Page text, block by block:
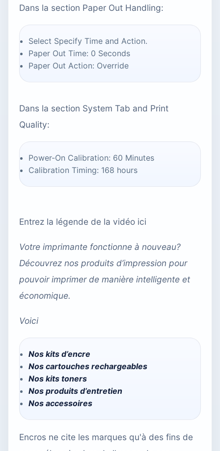
Dans la section Paper Out Handling:
Select Specify Time and Action.
Paper Out Time: 0 Seconds
Paper Out Action: Override
Dans la section System Tab and Print
Quality:
Power-On Calibration: 60 Minutes
Calibration Timing: 168 hours
Entrez la légende de la vidéo ici
Votre imprimante fonctionne à nouveau?
Découvrez nos produits d’impression pour
pouvoir imprimer de manière intelligente et
économique.
Voici
Nos kits d’encre
Nos cartouches rechargeables
Nos kits toners
Nos produits d’entretien
Nos accessoires
Encros ne cite les marques qu'à des fins de